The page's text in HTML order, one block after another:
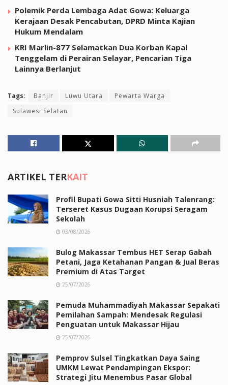
Polemik Perda Lembaga Adat Gowa: Keluarga
Kerajaan Desak Pencabutan, DPRD Minta Kajian
Hukum Mendalam
KRI Marlin-877 Selamatkan Dua Korban Kapal
Tenggelam di Perairan Selayar, Pencarian Tiga
Lainnya Berlanjut
Tags: Banjir Luwu Utara
Pewarta Warga
Sulawesi Selatan
ARTIKEL TERKAIT
Profil Bupati Gowa Sitti Husniah Talenrang:
Terseret Kasus Dugaan Korupsi Seragam
Sekolah
03/08/2026
Bulog Makassar Tembus HET Serap Gabah
Petani, Jaga Ketahanan Pangan & Jual Beras
Premium di Atas Target
25/07/2026
Pemuda Muhammadiyah Makassar Sepakati
Pemilahan Sampah: Mendesak Regulasi
Penguatan untuk Makassar Hijau
25/07/2026
Pemprov Sulsel Tingkatkan Daya Saing
UMKM Lewat Pendampingan Ekspor:
Strategi Jitu Menembus Pasar Global